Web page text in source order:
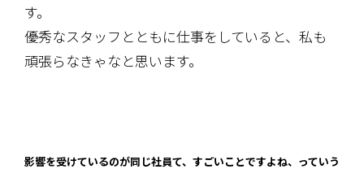
す。
優秀なスタッフとともに仕事をしていると、私も
頑張らなきゃなと思います。
影響を受けているのが同じ社員て、すごいことですよね、っていう